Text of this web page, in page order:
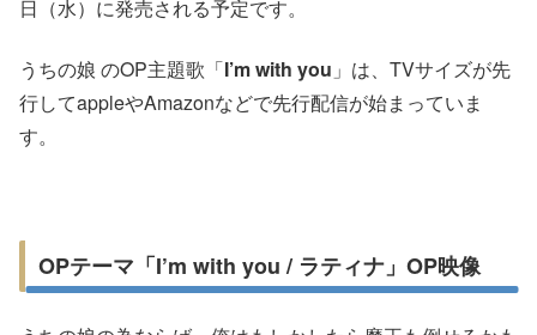
日（水）に発売される予定です。
うちの娘 のOP主題歌「I’m with you 」は、TVサイズが先
行してappleやAmazonなどで先行配信が始まっていま
す。
OPテーマ「I’m with you / ラティナ」OP映像